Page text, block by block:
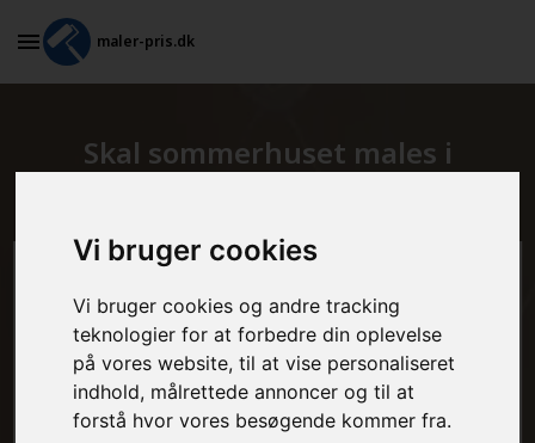
Vi bruger cookies
Vi bruger cookies og andre tracking
teknologier for at forbedre din oplevelse
på vores website, til at vise personaliseret
indhold, målrettede annoncer og til at
forstå hvor vores besøgende kommer fra.
maler-pris.dk
Skal sommerhuset males i
MALEROPGAVER - INDVENDIGT: